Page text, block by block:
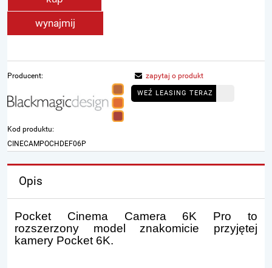
wynajmij
Producent:
Kod produktu:
CINECAMPOCHDEF06P
zapytaj o produkt
WEŹ LEASING TERAZ
Opis
Pocket Cinema Camera 6K Pro to
rozszerzony model znakomicie przyjętej
kamery Pocket 6K.